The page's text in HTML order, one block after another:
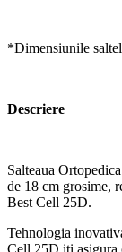
*Dimensiunile
Descriere
Salteaua
de 18 cm grosime,
Best Cell 25D.
Tehnologia
Cell 25D iti asigura